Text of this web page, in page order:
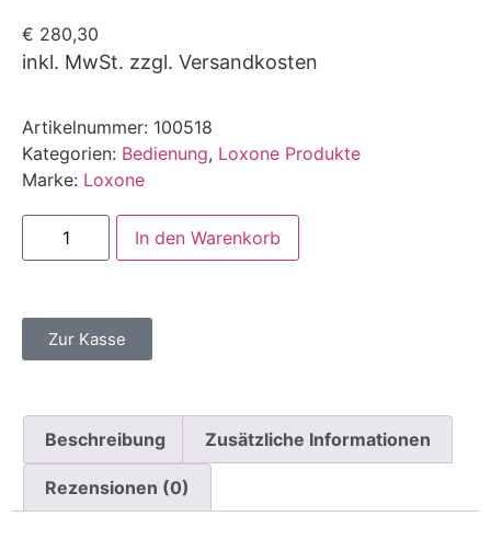
€ 280,30
inkl. MwSt. zzgl. Versandkosten
Artikelnummer: 100518
Kategorien: Bedienung, Loxone Produkte
Marke: Loxone
In den Warenkorb
Zur Kasse
Beschreibung Zusätzliche Informationen
Rezensionen (0)